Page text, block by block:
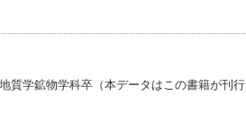
質学鉱物学科卒（本データはこの書籍が刊行